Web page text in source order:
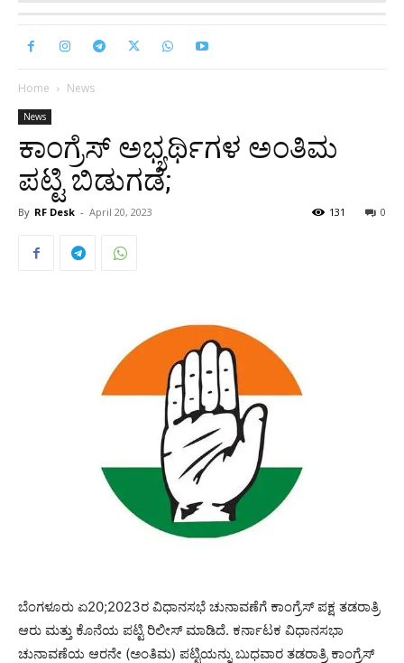
Home News
News
ಕಾಂಗ್ರೆಸ್‌ ಅಭ್ಯರ್ಥಿಗಳ ಅಂತಿಮ
ಪಟ್ಟಿ ಬಿಡುಗಡೆ;
By RF Desk - April 20, 2023 0
131
ಬೆಂಗಳೂರು ಏ20;2023ರ ವಿಧಾನಸಭೆ ಚುನಾವಣೆಗೆ ಕಾಂಗ್ರೆಸ್​ ಪಕ್ಷ ತಡರಾತ್ರಿ
ಆರು ಮತ್ತು ಕೊನೆಯ ಪಟ್ಟಿ ರಿಲೀಸ್ ಮಾಡಿದೆ. ಕರ್ನಾಟಕ ವಿಧಾನಸಭಾ
ಚುನಾವಣೆಯ ಆರನೇ (ಅಂತಿಮ) ಪಟ್ಟಿಯನ್ನು ಬುಧವಾರ ತಡರಾತ್ರಿ ಕಾಂಗ್ರೆಸ್‌